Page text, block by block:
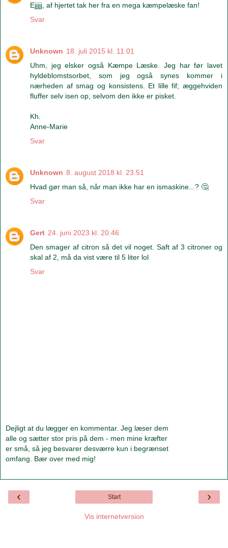
Ejjjjj, af hjertet tak her fra en mega kæmpelæske fan!
Svar
Unknown 18. juli 2015 kl. 11.01
Uhm, jeg elsker også Kæmpe Læske. Jeg har før lavet
hyldeblomstsorbet, som jeg også synes kommer i
nærheden af smag og konsistens. Et lille fif; æggehviden
fluffer selv isen op, selvom den ikke er pisket.
Kh.
Anne-Marie
Svar
Unknown 8. august 2018 kl. 23.51
Hvad gør man så, når man ikke har en ismaskine...? 🤔
Svar
Gert 24. juni 2023 kl. 20.46
Den smager af citron så det vil noget. Saft af 3 citroner og
skal af 2, må da vist være til 5 liter lol
Svar
Dejligt at du lægger en kommentar. Jeg læser dem
alle og sætter stor pris på dem - men mine kræfter
er små, så jeg besvarer desværre kun i begrænset
omfang. Bær over med mig!
‹ ›
Start
Vis internetversion